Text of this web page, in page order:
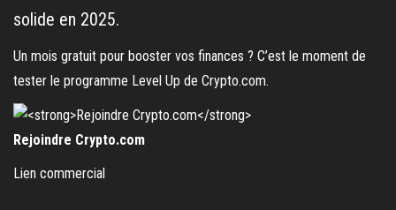
solide en 2025.
Un mois gratuit pour booster vos finances ? C’est le moment de
tester le programme Level Up de Crypto.com.
Rejoindre Crypto.com
Lien commercial